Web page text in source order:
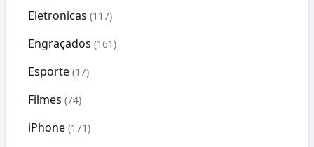
Eletronicas (117)
Engraçados (161)
Esporte (17)
Filmes (74)
iPhone (171)